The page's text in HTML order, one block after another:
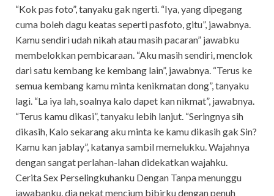
“Kok pas foto”, tanyaku gak ngerti. “Iya, yang dipegang
cuma boleh dagu keatas seperti pasfoto, gitu”, jawabnya.
Kamu sendiri udah nikah atau masih pacaran” jawabku
membelokkan pembicaraan. “Aku masih sendiri, menclok
dari satu kembang ke kembang lain”, jawabnya. “Terus ke
semua kembang kamu minta kenikmatan dong”, tanyaku
lagi. “La iya lah, soalnya kalo dapet kan nikmat”, jawabnya.
“Terus kamu dikasi”, tanyaku lebih lanjut. “Seringnya sih
dikasih, Kalo sekarang aku minta ke kamu dikasih gak Sin?
Kamu kan jablay”, katanya sambil memelukku. Wajahnya
dengan sangat perlahan-lahan didekatkan wajahku.
Cerita Sex Perselingkuhanku Dengan Tanpa menunggu
jawabanku, dia nekat mencium bibirku dengan penuh